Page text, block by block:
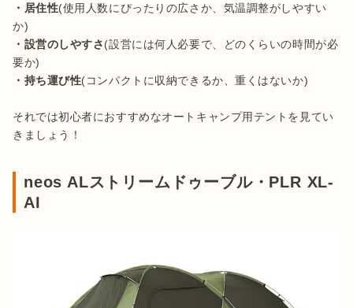
・居住性(使用人数にぴったりの広さか、気温調整がしやすい
・設営のしやすさ(設営には何人必要で、どのくらいの時間が必
・持ち運び性(コンパクトに収納できるか、重くはないか)
それでは初心者におすすめなオートキャンプ用テントを見てい
きましょう！
neos ALストリームドゥーブル・PLR XL-
AI